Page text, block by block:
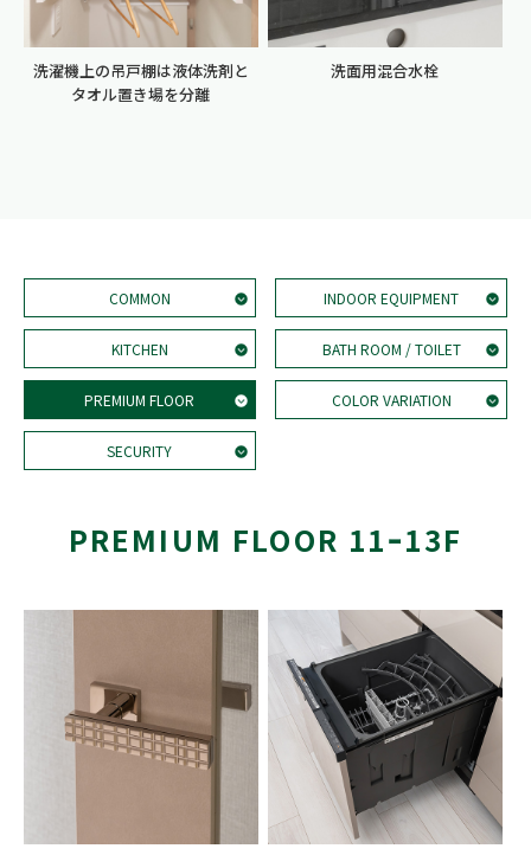
洗濯機上の吊戸棚は液体洗剤と
タオル置き場を分離
洗面用混合水栓
COMMON INDOOR EQUIPMENT
KITCHEN BATH ROOM / TOILET
PREMIUM FLOOR COLOR VARIATION
SECURITY
PREMIUM FLOOR 11ｰ13F